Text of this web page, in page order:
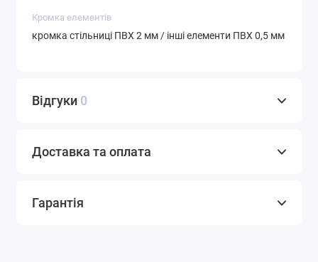
Кромка елементів
кромка стільниці ПВХ 2 мм / інші елементи ПВХ 0,5 мм
Відгуки 0
Доставка та оплата
Гарантія